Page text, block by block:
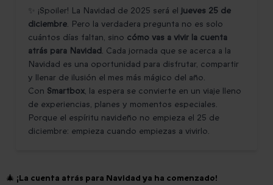
✨ ¡Spoiler! La Navidad de 2025 será el jueves 25 de
diciembre. Pero la verdadera pregunta no es solo
cuántos días faltan, sino cómo vas a vivir la cuenta
atrás para Navidad. Cada jornada que se acerca a la
Navidad es una oportunidad para disfrutar, compartir
y llenar de ilusión el mes más mágico del año.
Con Smartbox, la espera se convierte en un viaje lleno
de experiencias, planes y momentos especiales.
Porque el espíritu navideño no empieza el 25 de
diciembre: empieza cuando empiezas a vivirlo.
🎄 ¡La cuenta atrás para Navidad ya ha comenzado!